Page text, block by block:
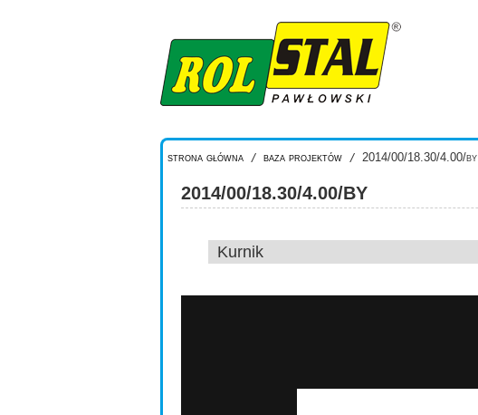
strona główna / baza projektów / 2014/00/18.30/4.00/by
2014/00/18.30/4.00/BY
Kurnik